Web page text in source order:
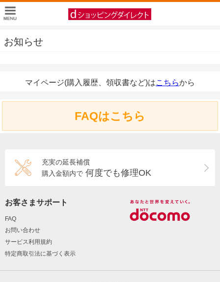
お知らせ
マイページ(購入履歴、領収書など)はこちらから
FAQはこちら
充実の延長補償
購入金額内で 何度でも修理OK
お客さまサポート
FAQ
お問い合わせ
サービス利用規約
特定商取引法に基づく表示